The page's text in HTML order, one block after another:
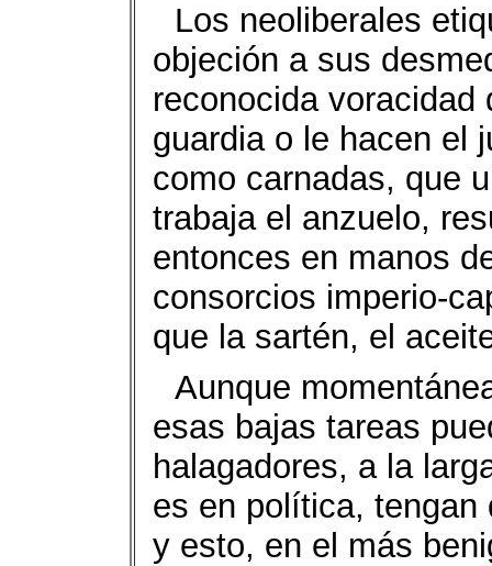
Los neoliberales
objeción a sus
reconocida voracidad
guardia o le hacen el
como carnadas, que
trabaja el anzuelo,
entonces en manos
consorcios imperio-
que la sartén, el
Aunque
esas bajas tareas
halagadores, a la
es en política, tengan
y esto, en el más